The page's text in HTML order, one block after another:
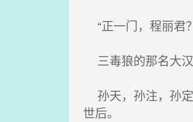
“正一门，程丽君
三毒狼的那名大汉
孙天，孙注，孙
世后。